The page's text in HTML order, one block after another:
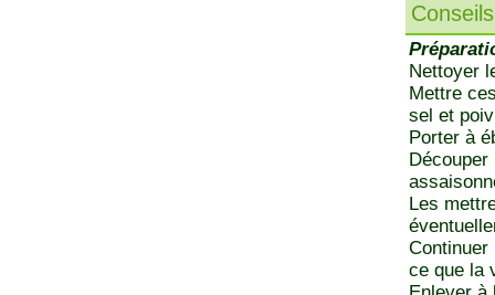
Nettoyer
Mettre
sel et
Porter à
Découper
Les
Continuer
ce que la